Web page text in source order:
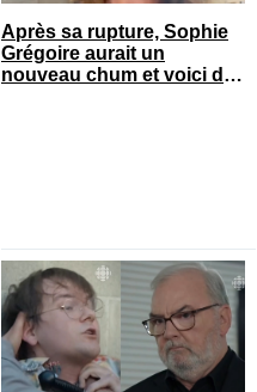
Après sa rupture, Sophie
Grégoire aurait un
nouveau chum et voici de